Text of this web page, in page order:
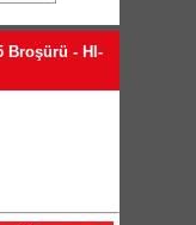
Broşürü - HI-